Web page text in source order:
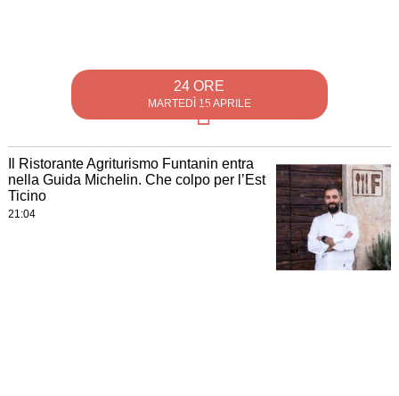
24 ORE
MARTEDÌ 15 APRILE
Il Ristorante Agriturismo Funtanin entra
nella Guida Michelin. Che colpo per l’Est
Ticino
21:04